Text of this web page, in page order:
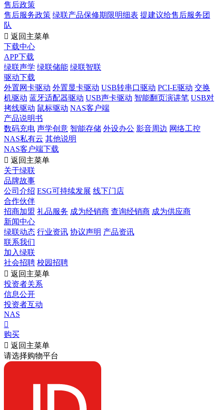
售后政策
售后服务政策 绿联产品保修期限明细表 提建议给售后服务团
队
 返回主菜单
下载中心
APP下载
绿联声学 绿联储能 绿联智联
驱动下载
外置网卡驱动 外置显卡驱动 USB转串口驱动 PCI-E驱动 交换
机驱动 蓝牙适配器驱动 USB声卡驱动 智能翻页演讲笔 USB对
拷线驱动 鼠标驱动 NAS客户端
产品说明书
数码充电 声学创意 智能存储 外设办公 影音周边 网络工控
NAS私有云 其他说明
NAS客户端下载
 返回主菜单
关于绿联
品牌故事
公司介绍 ESG可持续发展 线下门店
合作伙伴
招商加盟 礼品服务 成为经销商 查询经销商 成为供应商
新闻中心
绿联动态 行业资讯 协议声明 产品资讯
联系我们
加入绿联
社会招聘 校园招聘
 返回主菜单
投资者关系
信息公开
投资者互动
NAS

购买
 返回主菜单
请选择购物平台